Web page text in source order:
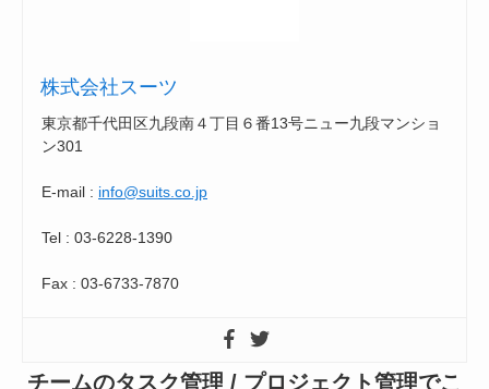
株式会社スーツ
東京都千代田区九段南４丁目６番13号ニュー九段マンショ
ン301
E-mail : info@suits.co.jp
Tel : 03-6228-1390
Fax : 03-6733-7870
チームのタスク管理 / プロジェクト管理でこ